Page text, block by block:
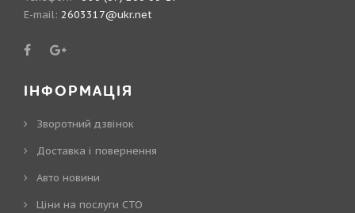
E-mail: 2603317@ukr.net
ІНФОРМАЦІЯ
Зворотний дзвінок
Доставка і повернення
Авто новини
Ціни на послуги СТО